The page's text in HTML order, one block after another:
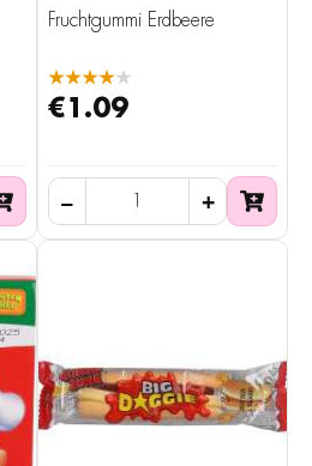
Fruchtgummi Erdbeere
★★★★★
€1.09